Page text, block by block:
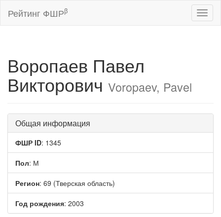
Рейтинг ФШРβ
Воропаев Павел
Викторович Voropaev, Pavel
Общая информация
ФШР ID: 1345
Пол: М
Регион: 69 (Тверская область)
Год рождения: 2003